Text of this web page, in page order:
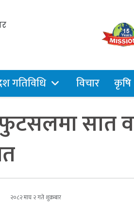
गतिविधि विचार कृषि
फुटसलमा
२०८२ माघ २ गते शुक्रबार